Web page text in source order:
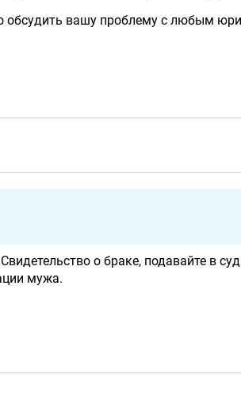
обсудить вашу проблему с любым
о браке, подавайте в
мужа.